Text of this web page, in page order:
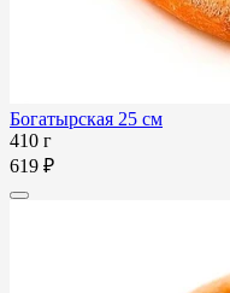
Богатырская 25 см
410 г
619 ₽